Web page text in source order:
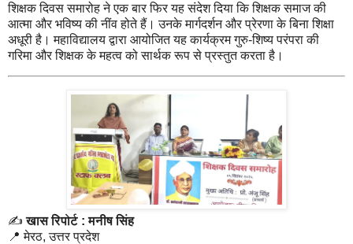
शिक्षक दिवस समारोह ने एक बार फिर यह संदेश दिया कि शिक्षक समाज की
आत्मा और भविष्य की नींव होते हैं। उनके मार्गदर्शन और प्रेरणा के बिना शिक्षा
अधूरी है। महाविद्यालय द्वारा आयोजित यह कार्यक्रम गुरु-शिष्य परंपरा की
गरिमा और शिक्षक के महत्व को सार्थक रूप से प्रस्तुत करता है।
✍️खास रिपोर्ट : मनीष सिंह
📍 मेरठ, उत्तर प्रदेश